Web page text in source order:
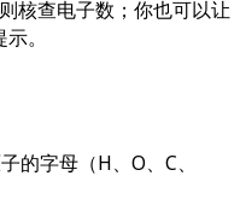
核查电子数；你也可以让
。
字母（H、O、C、